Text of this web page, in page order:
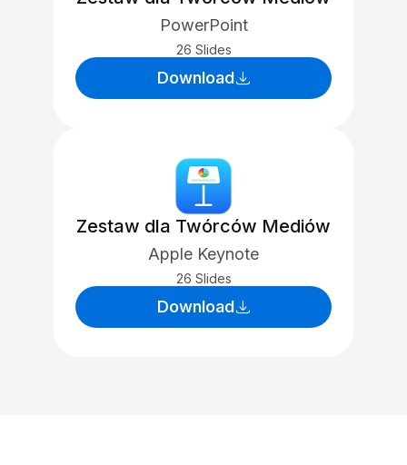
PowerPoint
26 Slides
Download
Zestaw dla Twórców Mediów
Apple Keynote
26 Slides
Download